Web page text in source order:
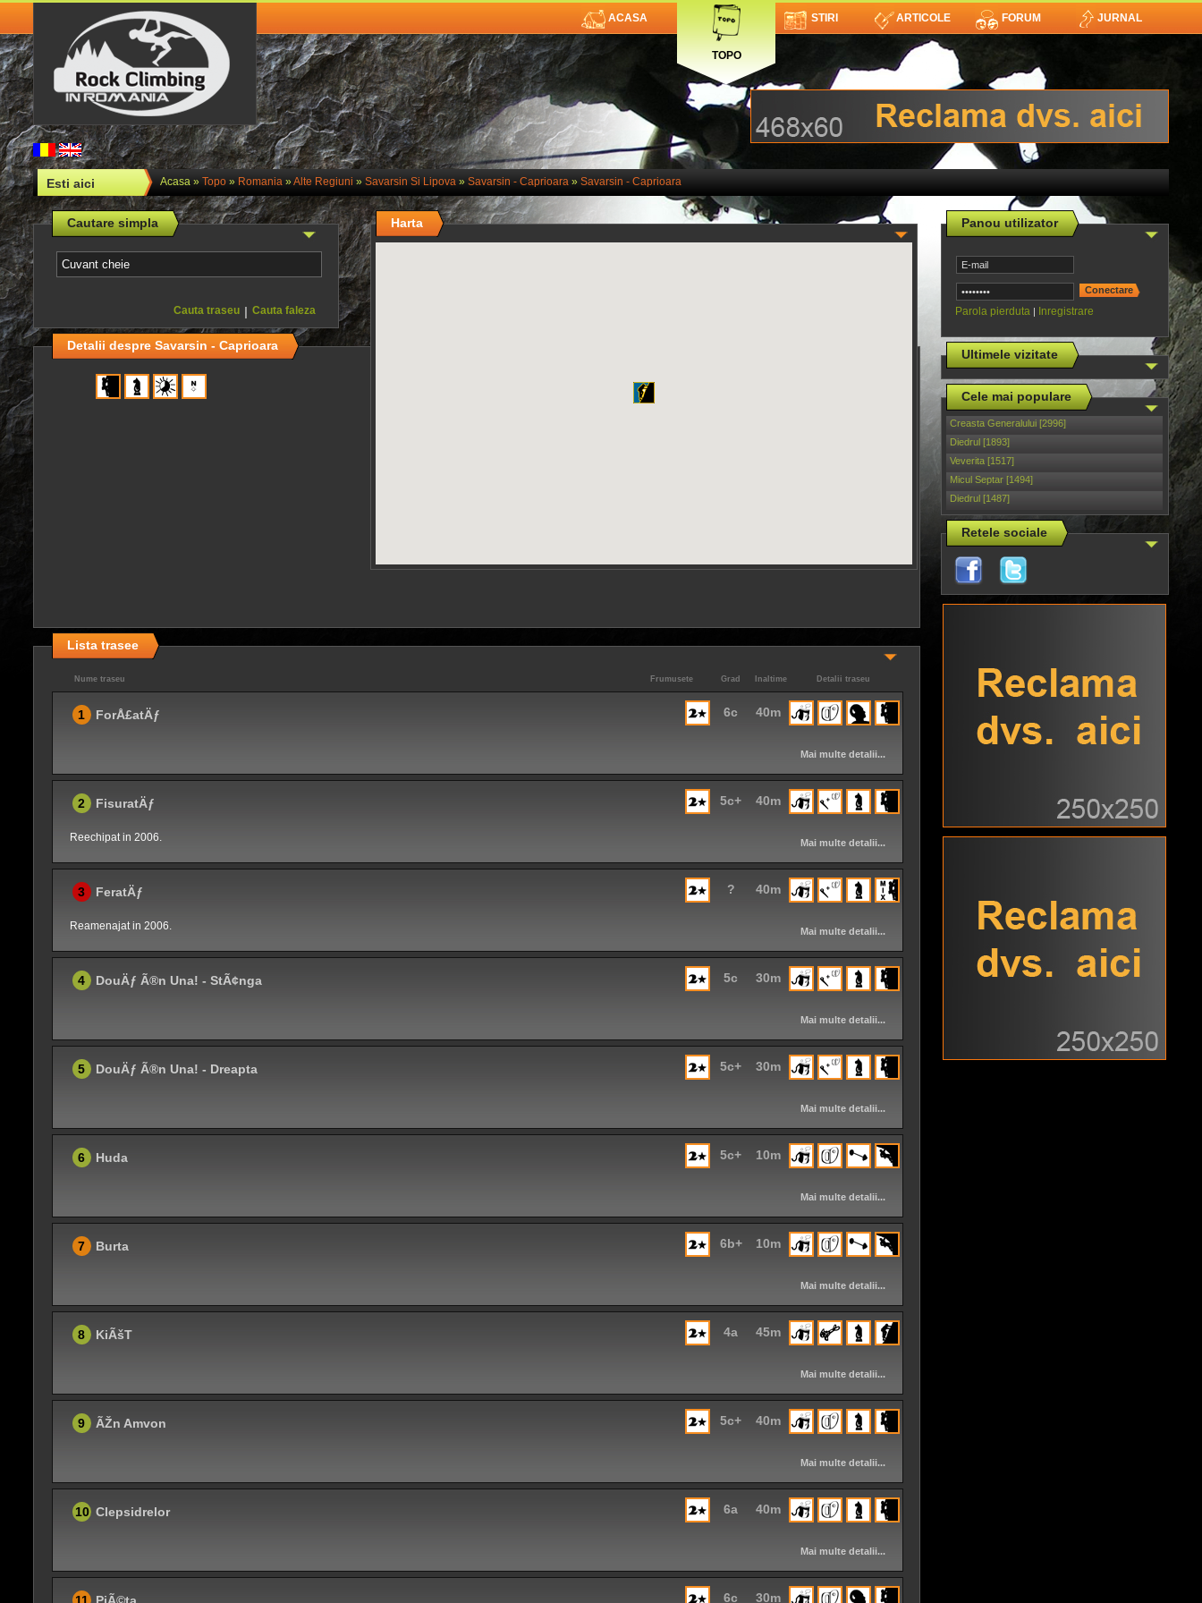
JURNAL
FORUM
ARTICOLE
STIRI
TOPO
ACASA
Esti aici Acasa» Topo» Romania»Alte Regiuni » Savarsin Si Lipova» Savarsin - Caprioara» Savarsin - Caprioara
Panou utilizator
Parola pierduta | Inregistrare
Ultimele vizitate
Cele mai populare
Creasta Generalului [2996]
Diedrul [1893]
Veverita [1517]
Micul Septar [1494]
Diedrul [1487]
Retele sociale
Cautare simpla
Cauta faleza
|
Cauta traseu
Harta
Detalii despre Savarsin - Caprioara
Lista trasee
Detalii traseu
Inaltime
Grad
Frumusete
Nume traseu
40m
6c
1 ForÅ£atÄƒ
Mai multe detalii...
40m
5c+
2 FisuratÄƒ
Mai multe detalii...
Reechipat in 2006.
40m
?
3 FeratÄƒ
Mai multe detalii...
Reamenajat in 2006.
30m
5c
4 DouÄƒ Ã®n Una! - StÃ¢nga
Mai multe detalii...
30m
5c+
5 DouÄƒ Ã®n Una! - Dreapta
Mai multe detalii...
10m
5c+
6 Huda
Mai multe detalii...
10m
6b+
7 Burta
Mai multe detalii...
45m
4a
8 KiÃšT
Mai multe detalii...
40m
5c+
9 ÃŽn Amvon
Mai multe detalii...
40m
6a
10 Clepsidrelor
Mai multe detalii...
30m
6c